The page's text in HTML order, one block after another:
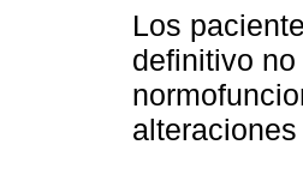
Los
definitivo